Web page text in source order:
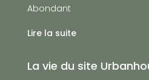
Abondant
Lire la suite
La vie du site